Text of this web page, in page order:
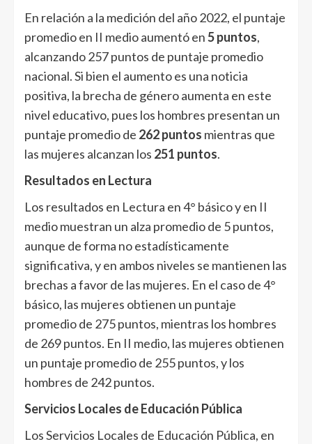
En relación a la medición del año 2022, el puntaje
promedio en II medio aumentó en5 puntos,
alcanzando 257 puntos de puntaje promedio
nacional. Si bien el aumento es una noticia
positiva, la brecha de género aumenta en este
nivel educativo, pues los hombres presentan un
puntaje promedio de 262 puntos mientras que
las mujeres alcanzan los 251 puntos.
Resultados en Lectura
Los resultados en Lectura en 4° básico y en II
medio muestran un alza promedio de 5 puntos,
aunque de forma no estadísticamente
significativa, y en ambos niveles se mantienen las
brechas a favor de las mujeres. En el caso de 4°
básico, las mujeres obtienen un puntaje
promedio de 275 puntos, mientras los hombres
de 269 puntos. En II medio, las mujeres obtienen
un puntaje promedio de 255 puntos, y los
hombres de 242 puntos.
Servicios Locales de Educación Pública
Los Servicios Locales de Educación Pública, en